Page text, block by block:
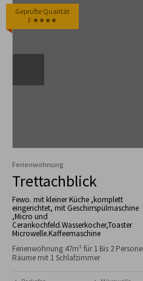
Geprüfte Qualität
F ✷✷✷✷
Ferienwohnung
Trettachblick
Fewo. mit kleiner Küche ,komplett
eingerichtet, mit Geschirrspülmaschine
,Micro und
Cerankochfeld.Wasserkocher,Toaster
Microwelle.Kaffeemaschine
Ferienwohnung 47m² für 1 Bis 2
Räume mit 1 Schlafzimmer